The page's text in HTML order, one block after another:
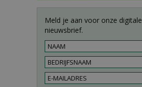
Meld je aan voor onze digitale
nieuwsbrief.